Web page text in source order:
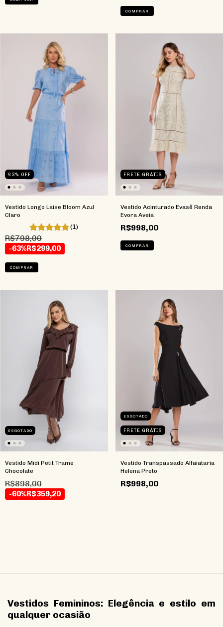
COMPRAR
63% OFF
Vestido Longo Laise Bloom Azul
Claro
(1)
R$798,00
-63%R$299,00
COMPRAR
FRETE GRÁTIS
Vestido Acinturado Evasê Renda
Evora Aveia
R$998,00
COMPRAR
ESGOTADO
Vestido Midi Petit Trame
Chocolate
R$898,00
-60%R$359,20
ESGOTADO
FRETE GRÁTIS
Vestido Transpassado Alfaiataria
Helena Preto
R$998,00
Vestidos Femininos: Elegência e estilo em
qualquer ocasião